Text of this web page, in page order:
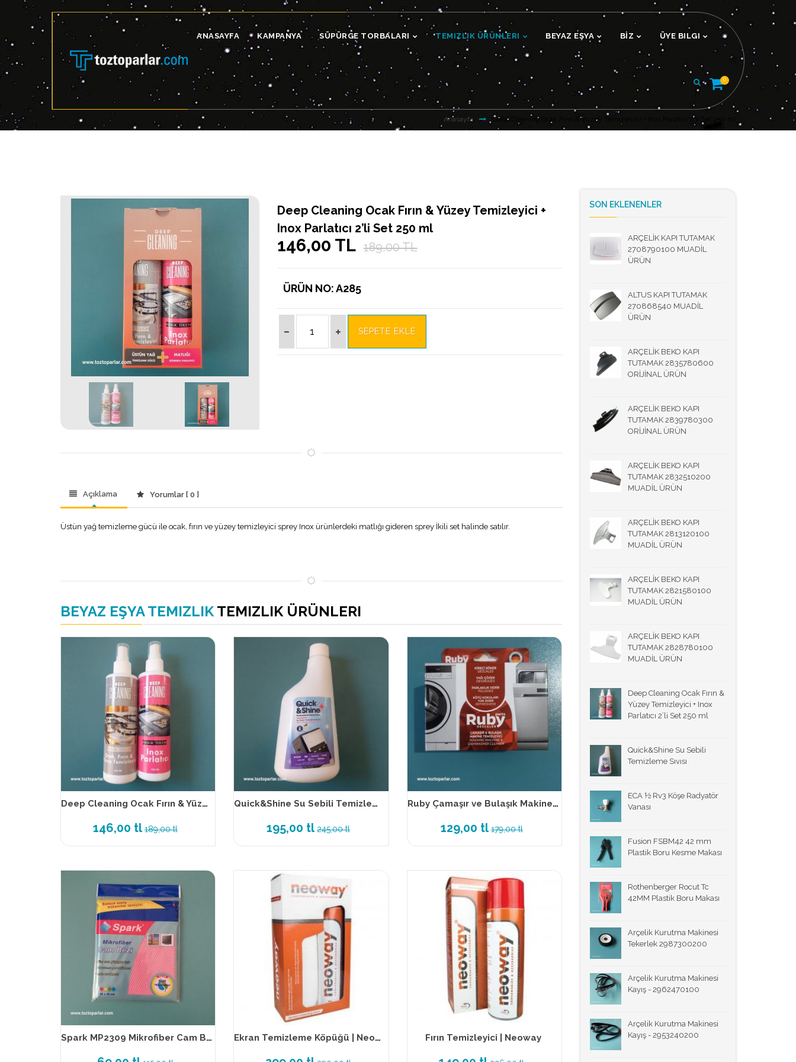
ANASAYFA KAMPANYA SÜPÜRGE TORBALARI TEMIZLIK ÜRÜNLERI BEYAZ EŞYA BİZ ÜYE BILGI
0
Anasayfa Deep Cleaning Ocak Fırın & Yüzey Temizleyici + Inox Parlatıcı 2’li Set 250 ml
Deep Cleaning Ocak Fırın & Yüzey Temizleyici +
Inox Parlatıcı 2’li Set 250 ml
146,00 TL 189,00 TL
ÜRÜN NO: A285
Açıklama Yorumlar [ 0 ]
Üstün yağ temizleme gücü ile ocak, fırın ve yüzey temizleyici sprey Inox ürünlerdeki matlığı gideren sprey İkili set halinde satılır.
BEYAZ EŞYA TEMIZLIK TEMIZLIK ÜRÜNLERI
Deep Cleaning Ocak Fırın & Yüzey Temizleyici + Inox Parlatıcı 2’li Set 250 ml
146,00 tl189,00 tl
Quick&Shine Su Sebili Temizleme Sıvısı
195,00 tl245,00 tl
Ruby Çamaşır ve Bulaşık Makinesi Temizleme Tozu 40 gr.
129,00 tl179,00 tl
Spark MP2309 Mikrofiber Cam Bezi 40x40 cm Poşetli Ekran Temizleme Köpüğü | Neoway Fırın Temizleyici | Neoway
SON EKLENENLER
ARÇELİK KAPI TUTAMAK
2708790100 MUADİL
ÜRÜN
ALTUS KAPI TUTAMAK
270868540 MUADİL
ÜRÜN
ARÇELİK BEKO KAPI
TUTAMAK 2835780600
ORİJİNAL ÜRÜN
ARÇELİK BEKO KAPI
TUTAMAK 2839780300
ORİJİNAL ÜRÜN
ARÇELİK BEKO KAPI
TUTAMAK 2832510200
MUADİL ÜRÜN
ARÇELİK BEKO KAPI
TUTAMAK 2813120100
MUADİL ÜRÜN
ARÇELİK BEKO KAPI
TUTAMAK 2821580100
MUADİL ÜRÜN
ARÇELİK BEKO KAPI
TUTAMAK 2828780100
MUADİL ÜRÜN
Deep Cleaning Ocak Fırın &
Yüzey Temizleyici + Inox
Parlatıcı 2’li Set 250 ml
Quick&Shine Su Sebili
Temizleme Sıvısı
ECA ½ Rv3 Köşe Radyatör
Vanası
Fusion FSBM42 42 mm
Plastik Boru Kesme Makası
Rothenberger Rocut Tc
42MM Plastik Boru Makası
Arçelik Kurutma Makinesi
Tekerlek 2987300200
Arçelik Kurutma Makinesi
Kayış - 2962470100
Arçelik Kurutma Makinesi
Kayış - 2953240200